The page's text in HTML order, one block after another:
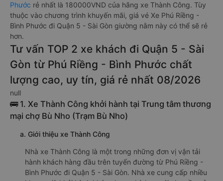
Phước rẻ nhất là 180000VND của hãng xe Thành Công. Tùy
thuộc vào chương trình khuyến mãi, giá vé Xe Phú Riềng -
Bình Phước đi Quận 5 - Sài Gòn giường nằm này có thể sẽ rẻ
hơn.
Tư vấn TOP 2 xe khách đi Quận 5 - Sài
Gòn từ Phú Riềng - Bình Phước chất
lượng cao, uy tín, giá rẻ nhất 08/2026
null
🚌 1. Xe Thành Công khởi hành tại Trung tâm thương
mại chợ Bù Nho (Trạm Bù Nho)
a. Giới thiệu xe Thành Công
Nhà xe Thành Công là một trong những đơn vị vận tải
hành khách hàng đầu trên tuyến đường từ Phú Riềng -
Bình Phước đi Quận 5 - Sài Gòn. Nhà xe cung cấp nhiều